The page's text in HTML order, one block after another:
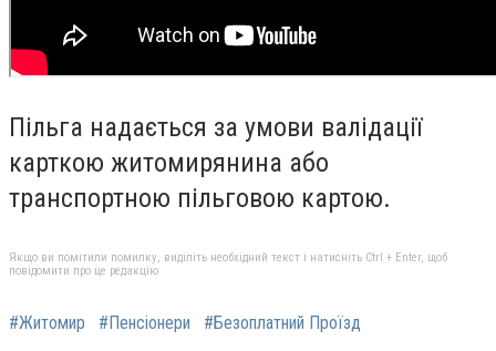
Пільга надається за умови валідації
карткою житомирянина або
транспортною пільговою картою.
Якщо ви помітили помилку, виділіть необхідний текст і натисніть Ctrl + Enter, щоб
повідомити про це редакцію
#Житомир #Пенсіонери #Безоплатний Проїзд